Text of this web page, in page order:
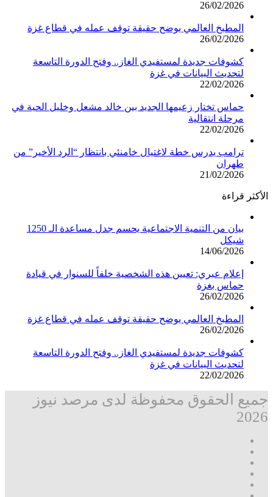
26/02/2026
المطبخ العالمي يوضح حقيقة توقف عمله في قطاع غزة
26/02/2026
كشوفات جديدة لمستفيدي الغاز.. وفتح الدورة التاسعة
لتحديث البيانات في غزة
22/02/2026
حماس تختار زعيمها الجديد بين خالد مشعل وخليل الحية في
مرحلة انتقالية
22/02/2026
ترامب يدرس خطة لاغتيال خامنئي بانتظار “الرد الأخير” من
طهران
21/02/2026
الأكثر قراءة
بيان من التنمية الاجتماعية يحسم جدل مساعدة الـ 1250
شيكل
14/06/2026
إعلام عبري: تعيين هذه الشخصية خلفاً للسنوار في قيادة
حماس بغزة
26/02/2026
المطبخ العالمي يوضح حقيقة توقف عمله في قطاع غزة
26/02/2026
كشوفات جديدة لمستفيدي الغاز.. وفتح الدورة التاسعة
لتحديث البيانات في غزة
22/02/2026
جميع الحقوق محفوظة لدى مرصد نيوز
2026